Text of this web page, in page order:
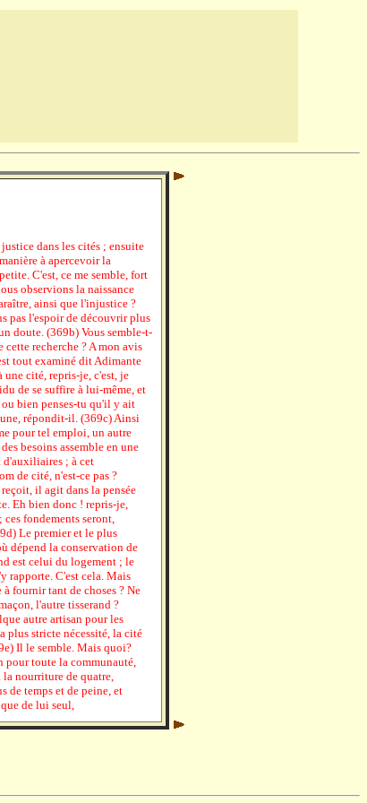
dans les cités ; ensuite
à apercevoir la
C'est, ce me semble, fort
observions la naissance
ainsi que l'injustice ?
pas l'espoir de découvrir plus
doute. (369b) Vous semble-t-
recherche ? A mon avis
tout examiné dit Adimante
une cité, repris-je, c'est, je
de se suffire à lui-même, et
bien penses-tu qu'il y ait
répondit-il. (369c) Ainsi
pour tel emploi, un autre
besoins assemble en une
d'auxiliaires ; à cet
de cité, n'est-ce pas ?
il agit dans la pensée
Eh bien donc ! repris-je,
fondements seront,
Le premier et le plus
dépend la conservation de
est celui du logement ; le
rapporte. C'est cela. Mais
fournir tant de choses ? Ne
l'autre tisserand ?
autre artisan pour les
plus stricte nécessité, la cité
Il le semble. Mais quoi?
pour toute la communauté,
nourriture de quatre,
de temps et de peine, et
de lui seul,